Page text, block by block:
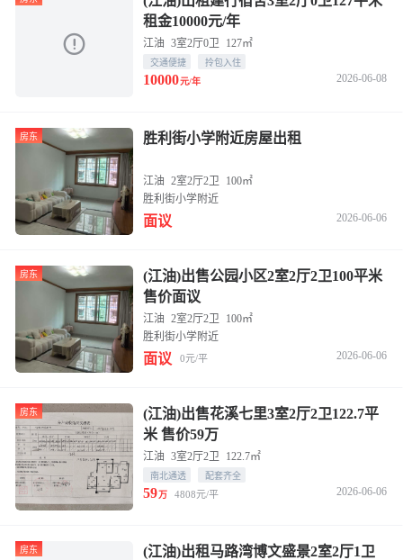
租金10000元/年
江油 3室2厅0卫 127㎡
交通便捷 拎包入住
10000元/年 2026-06-08
房东 胜利街小学附近房屋出租
江油 2室2厅2卫
100㎡
胜利街小学附近
面议 2026-06-06
房东
(江油)出售公园小区2室2厅2卫100平米
售价面议
江油 2室2厅2卫
100㎡
胜利街小学附近
面议 0元/平 2026-06-06
房东
(江油)出售花溪七里3室2厅2卫122.7平
米 售价59万
江油 3室2厅2卫 122.7㎡
南北通透 配套齐全
59万 4808元/平 2026-06-06
房东
(江油)出租马路湾博文盛景2室2厅1卫